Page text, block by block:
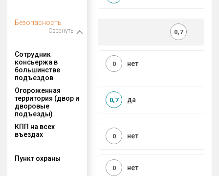
Безопасность
Свернуть 0,7
Сотрудник
консьержа в
большинстве
подъездов
нет
0
Огороженная
территория (двор и
дворовые
подъезды)
да
0,7
КПП на всех
въездах
нет
0
Пункт охраны
нет
0